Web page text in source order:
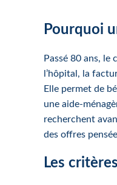
Pourquoi
Passé 80 ans, le
l’hôpital, la
Elle permet de
une aide-
recherchent
des offres
Les